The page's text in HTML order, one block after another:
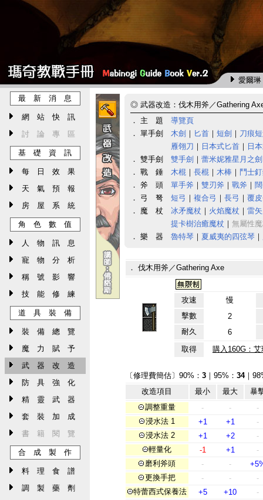
愛爾
最 新 消 息
網 站 快 訊
討 論 專 區
基 礎 資 訊
每 日 效 果
天 氣 預 報
房 屋 系 統
角 色 數 值
人 物 訊 息
寵 物 分 析
稱 號 影 響
技 能 修 練
道 具 裝 備
裝 備 總 覽
魔 力 賦 予
武 器 改 造
防 具 強 化
精 靈 武 器
套 裝 加 成
書 籍 閱 覽
合 成 製 作
料 理 食 譜
調 製 藥 劑
◎ 武器改造：伐木用斧／Gathering
． 主 題 導覽頁
． 單手劍 木劍 ｜ 匕首 ｜ 短劍 ｜ 刀痕
雁翎刀 ｜ 日本式匕首 ｜ 日
． 雙手劍 雙手劍 ｜ 蕾米妮雅星月之劍
． 戰 錘 木棍 ｜ 長棍 ｜ 木棒 ｜ 鬥士
． 斧 頭 單手斧 ｜ 雙刃斧 ｜ 戰斧 ｜
． 弓 弩 短弓 ｜ 複合弓 ｜ 長弓 ｜ 覆
． 魔 杖 冰矛魔杖 ｜ 火焰魔杖 ｜ 雷
提卡樹治癒魔杖 ｜ 無屬性
． 樂 器 魯特琴 ｜ 夏威夷的四弦琴 ｜
． 伐木用斧／Gathering Axe
攻速
慢
擊數
2
耐久
6
取得
購入160G：艾
〔修理費簡估〕90%： 3 ｜95%： 34｜
改造項目
最小 最大
暴
調整重量
- -
-
浸水法 1
+1 +1
-
浸水法 2
+1 +2
-
輕量化
-1 +1
-
磨利斧頭
- -
更換手把
- -
-
特蕾西式保養法
+5 +10
-